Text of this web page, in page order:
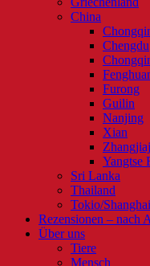
China
Chengdu
Furong
Guilin
Nanjing
Xian
Yangtse
Sri Lanka
Thailand
Tokio/
Rezensionen – nach
Über uns
Tiere
Mensch